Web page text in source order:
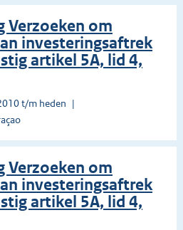
Verzoeken om
investeringsaftrek
artikel 5A, lid 4,
t/m heden
Verzoeken om
investeringsaftrek
artikel 5A, lid 4,